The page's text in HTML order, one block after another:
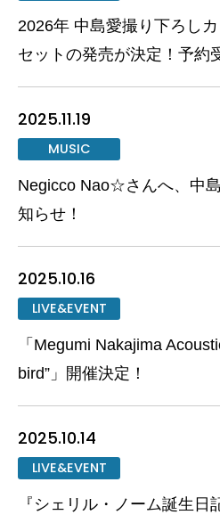
2026年 中島愛撮り下ろし
セットの発売が決定！予約
2025.11.19
MUSIC
Negicco Nao☆さんへ、中
知らせ！
2025.10.16
LIVE&EVENT
「Megumi Nakajima
bird”」開催決定！
2025.10.14
LIVE&EVENT
『シェリル・ノーム誕生